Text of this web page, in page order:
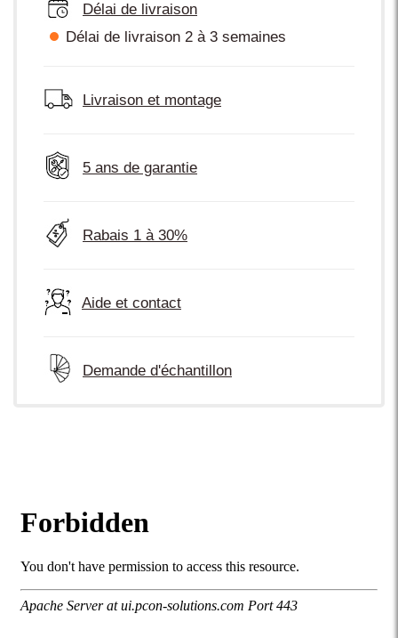
Délai de livraison
Délai de livraison 2 à 3 semaines
Livraison et montage
5 ans de garantie
Rabais 1 à 30%
Aide et contact
Demande d'échantillon